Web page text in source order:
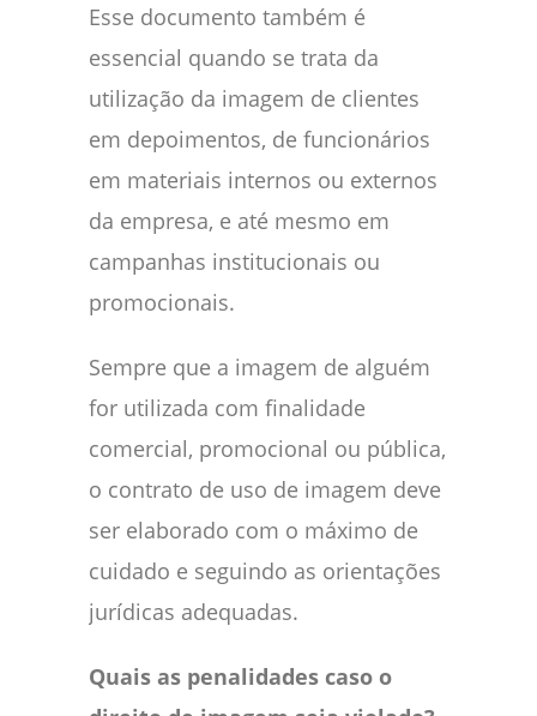
Esse documento também é
essencial quando se trata da
utilização da imagem de clientes
em depoimentos, de funcionários
em materiais internos ou externos
da empresa, e até mesmo em
campanhas institucionais ou
promocionais.
Sempre que a imagem de alguém
for utilizada com finalidade
comercial, promocional ou pública,
o contrato de uso de imagem deve
ser elaborado com o máximo de
cuidado e seguindo as orientações
jurídicas adequadas.
Quais as penalidades caso o